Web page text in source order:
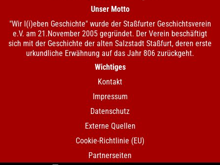
Unser Motto
"Wir l(i)eben Geschichte" wurde der Staßfurter Geschichtsverein
e.V. am 21.November 2005 gegründet. Der Verein beschäftigt
sich mit der Geschichte der alten Salzstadt Staßfurt, deren erste
urkundliche Erwähnung auf das Jahr 806 zurückgeht.
Wichtiges
Kontakt
Impressum
Datenschutz
Externe Quellen
Cookie-Richtlinie (EU)
Partnerseiten